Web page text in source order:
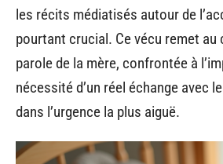
les récits médiatisés autour de
pourtant crucial. Ce vécu remet au
parole de la mère, confrontée à
nécessité d’un réel échange avec
dans l’urgence la plus aiguë.